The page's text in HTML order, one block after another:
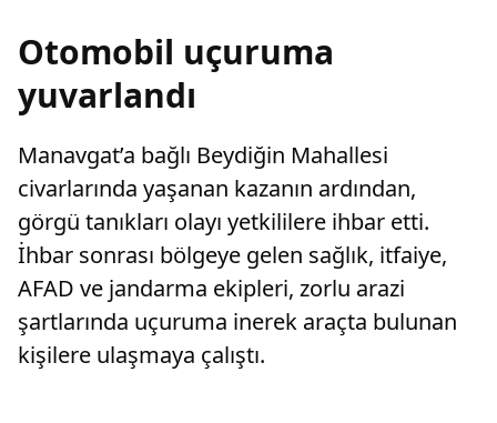
Otomobil uçuruma
yuvarlandı
Manavgat’a bağlı Beydiğin Mahallesi
civarlarında yaşanan kazanın ardından,
görgü tanıkları olayı yetkililere ihbar etti.
İhbar sonrası bölgeye gelen sağlık, itfaiye,
AFAD ve jandarma ekipleri, zorlu arazi
şartlarında uçuruma inerek araçta bulunan
kişilere ulaşmaya çalıştı.